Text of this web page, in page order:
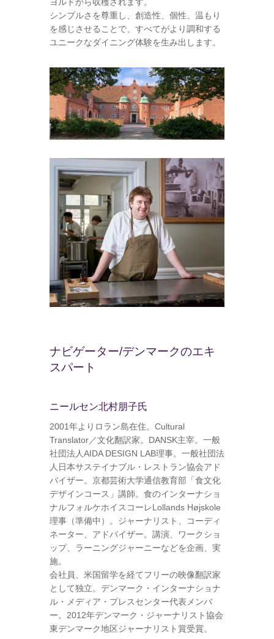
シンプルさを尊重し、創造性、個性、温もり
を感じさせることで、すべてがより調和する
ユニークなダイニング体験を生み出します。
ナビゲーター/デンマークのエキ
スパート
ニールセン北村朋子氏
2001年よりロラン島在住。Cultural
Translator／文化翻訳家。DANSK主宰。一般
社団法人AIDA DESIGN LAB理事。一般社団法
人日本サステイナブル・レストラン協会アド
バイザー。京都芸術大学通信教育部「食文化
デザインコース」講師。食のインターナショ
ナルフォルケホイスコーレLollands Højskole
理事（準備中）。ジャーナリスト、コーディ
ネーター、アドバイザー。講演、ワークショ
ップ、ラーニングジャーニーなどを企画、実
施。
会社員、米国留学を経てフリーの映像翻訳家
として独立。デンマーク・インターナショナ
ル・メディア・プレスセンター代表メンバ
ー。2012年デンマーク・ジャーナリスト協会
東デンマーク地区ジャーナリスト賞受賞。